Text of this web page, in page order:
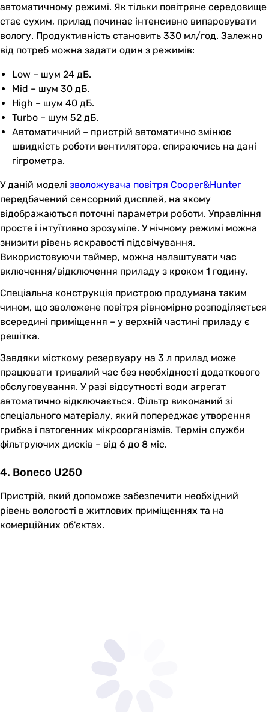
автоматичному режимі. Як тільки повітряне середовище
стає сухим, прилад починає інтенсивно випаровувати
вологу. Продуктивність становить 330 мл/год. Залежно
від потреб можна задати один з режимів:
Low – шум 24 дБ.
Mid – шум 30 дБ.
High – шум 40 дБ.
Turbo – шум 52 дБ.
Автоматичний – пристрій автоматично змінює
швидкість роботи вентилятора, спираючись на дані
гігрометра.
У даній моделі зволожувача повітря Cooper&Hunter
передбачений сенсорний дисплей, на якому
відображаються поточні параметри роботи. Управління
просте і інтуїтивно зрозуміле. У нічному режимі можна
знизити рівень яскравості підсвічування.
Використовуючи таймер, можна налаштувати час
включення/відключення приладу з кроком 1 годину.
Спеціальна конструкція пристрою продумана таким
чином, що зволожене повітря рівномірно розподіляється
всередині приміщення – у верхній частині приладу є
решітка.
Завдяки місткому резервуару на 3 л прилад може
працювати тривалий час без необхідності додаткового
обслуговування. У разі відсутності води агрегат
автоматично відключається. Фільтр виконаний зі
спеціального матеріалу, який попереджає утворення
грибка і патогенних мікроорганізмів. Термін служби
фільтруючих дисків – від 6 до 8 міс.
4. Boneco U250
Пристрій, який допоможе забезпечити необхідний
рівень вологості в житлових приміщеннях та на
комерційних об'єктах.